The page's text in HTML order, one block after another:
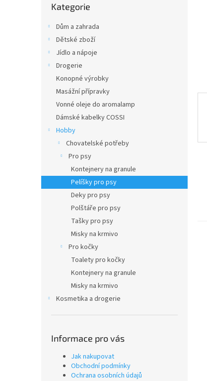
kategorie
Kategorie
Dům a zahrada
Dětské zboží
Jídlo a nápoje
Drogerie
Konopné výrobky
Masážní přípravky
Vonné oleje do aromalamp
Dámské kabelky COSSI
Hobby
Chovatelské potřeby
Pro psy
Kontejnery na granule
Pelíšky pro psy
Deky pro psy
Polštáře pro psy
Tašky pro psy
Misky na krmivo
Pro kočky
Toalety pro kočky
Kontejnery na granule
Misky na krmivo
Kosmetika a drogerie
Informace pro vás
Jak nakupovat
Obchodní podmínky
Ochrana osobních údajů